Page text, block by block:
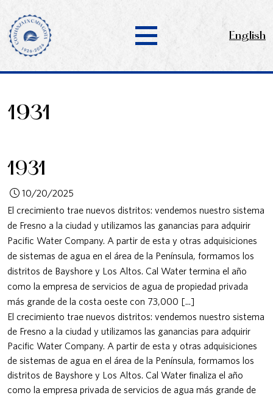
English
1931
1931
10/20/2025
​​​​​​​El crecimiento trae nuevos distritos: vendemos nuestro sistema
de Fresno a la ciudad y utilizamos las ganancias para adquirir
Pacific Water Company. A partir de esta y otras adquisiciones
de sistemas de agua en el área de la Península, formamos los
distritos de Bayshore y Los Altos. Cal Water termina el año
como la empresa de servicios de agua de propiedad privada
más grande de la costa oeste con 73,000 [...]
​​​​​​​El crecimiento trae nuevos distritos: vendemos nuestro sistema
de Fresno a la ciudad y utilizamos las ganancias para adquirir
Pacific Water Company. A partir de esta y otras adquisiciones
de sistemas de agua en el área de la Península, formamos los
distritos de Bayshore y Los Altos. Cal Water finaliza el año
como la empresa privada de servicios de agua más grande de